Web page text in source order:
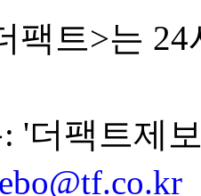
팩트>는
: '더팩트제